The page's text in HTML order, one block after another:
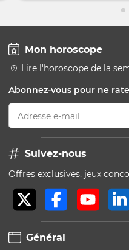
Mon horoscope
Lire l'horoscope de la
Abonnez-vous pour ne
Adresse e-mail
Suivez-nous
Offres exclusives, jeux
Général